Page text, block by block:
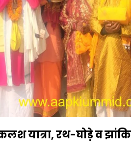
यात्रा, रथ-घोड़े व